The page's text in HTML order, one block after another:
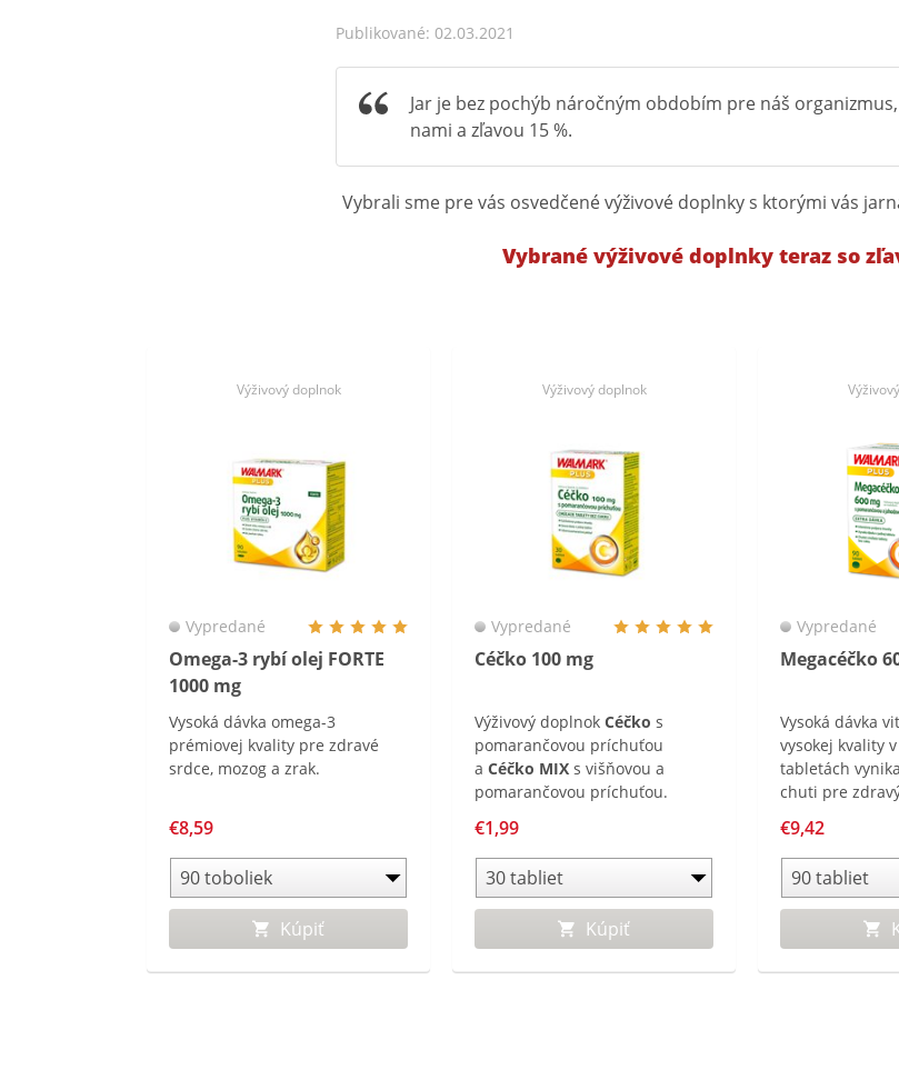
Publikované: 02.03.2021
Jar je bez pochýb náročným obdobím pre náš
nami a zľavou 15 %.
Vybrali sme pre vás osvedčené výživové doplnky s ktorými vás
Vybrané výživové doplnky teraz so
Výživový doplnok
Omega-3 rybí olej FORTE
1000 mg
Vypredané
Vysoká dávka omega-3
prémiovej kvality pre zdravé
srdce, mozog a zrak.
€8,59
Kúpiť
Výživový doplnok
Céčko 100 mg
Vypredané
Výživový doplnok Céčko s
pomarančovou príchuťou
a Céčko MIX s višňovou a
pomarančovou príchuťou.
ako kyselina askorbová, ktorý
prispieva k normálnej funkcii
imunitného systému, prispieva
k ochrane buniek pred voľnými
radikálmi a k správnej absorpcii
železa.
€1,99
Kúpiť
Megacéčko
Vypredané
Vysoká dávka
vysokej kvality
tabletách
chuti pre
€9,42